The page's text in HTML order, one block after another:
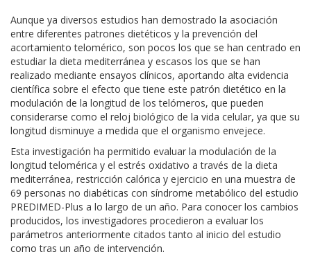
Aunque ya diversos estudios han demostrado la asociación
entre diferentes patrones dietéticos y la prevención del
acortamiento telomérico, son pocos los que se han centrado en
estudiar la dieta mediterránea y escasos los que se han
realizado mediante ensayos clínicos, aportando alta evidencia
científica sobre el efecto que tiene este patrón dietético en la
modulación de la longitud de los telómeros, que pueden
considerarse como el reloj biológico de la vida celular, ya que su
longitud disminuye a medida que el organismo envejece.
Esta investigación ha permitido evaluar la modulación de la
longitud telomérica y el estrés oxidativo a través de la dieta
mediterránea, restricción calórica y ejercicio en una muestra de
69 personas no diabéticas con síndrome metabólico del estudio
PREDIMED-Plus a lo largo de un año. Para conocer los cambios
producidos, los investigadores procedieron a evaluar los
parámetros anteriormente citados tanto al inicio del estudio
como tras un año de intervención.